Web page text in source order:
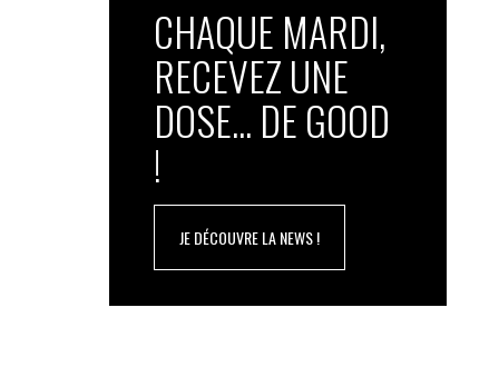
CHAQUE MARDI,
RECEVEZ UNE
DOSE... DE GOOD
!
JE DÉCOUVRE LA NEWS !